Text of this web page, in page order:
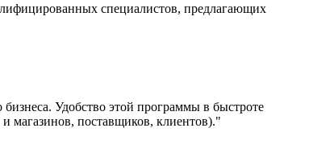
специалистов, предлагающих
Удобство этой программы в быстроте
и магазинов, поставщиков, клиентов)."